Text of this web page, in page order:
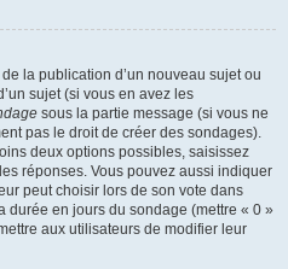
la publication d’un nouveau sujet ou
sujet (si vous en avez les
sous la partie message (si vous ne
pas le droit de créer des sondages).
deux options possibles, saisissez
réponses. Vous pouvez aussi indiquer
peut choisir lors de son vote dans
durée en jours du sondage (mettre « 0 »
aux utilisateurs de modifier leur